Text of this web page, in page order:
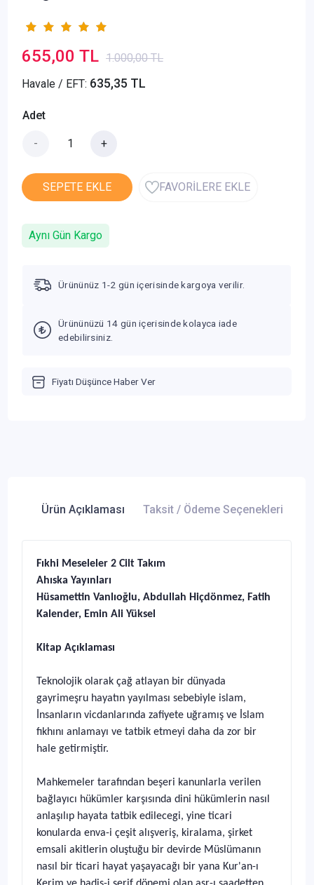
655,00 TL 1.000,00 TL
Havale / EFT: 635,35 TL
Adet
- +
SEPETE EKLE FAVORİLERE EKLE
Aynı Gün Kargo
Ürününüz 1-2 gün içerisinde kargoya verilir.
Ürününüzü 14 gün içerisinde kolayca iade
edebilirsiniz.
Fiyatı Düşünce Haber Ver
Ürün Açıklaması Taksit / Ödeme Seçenekleri
Fıkhi Meseleler 2 Cilt Takım
Ahıska Yayınları
Hüsamettin Vanlıoğlu, Abdullah Hiçdönmez, Fatih
Kalender, Emin Ali Yüksel
Kitap Açıklaması
Teknolojik olarak çağ atlayan bir dünyada
gayrimeşru hayatın yayılması sebebiyle islam,
İnsanların vicdanlarında zafiyete uğramış ve İslam
fıkhını anlamayı ve tatbik etmeyi daha da zor bir
hale getirmiştir.
Mahkemeler tarafından beşeri kanunlarla verilen
bağlayıcı hükümler karşısında dini hükümlerin nasıl
anlaşılıp hayata tatbik edilecegi, yine ticari
konularda enva-i çeşit alışveriş, kiralama, şirket
emsali akitlerin oluştuğu bir devirde Müslümanın
nasıl bir ticari hayat yaşayacağı bir yana Kur'an-ı